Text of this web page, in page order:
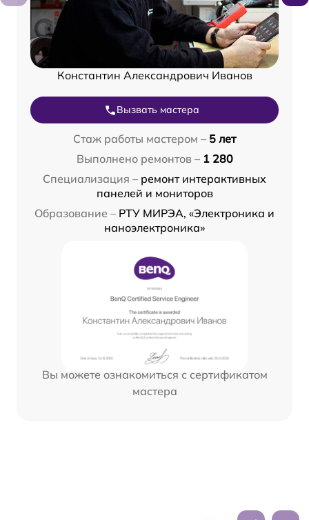
Константин Александрович Иванов
Вызвать мастера
Стаж работы мастером – 5 лет
Выполнено ремонтов – 1 280
Специализация – ремонт интерактивных
панелей и мониторов
Образование – РТУ МИРЭА, «Электроника и
наноэлектроника»
Вы можете ознакомиться с сертификатом
мастера